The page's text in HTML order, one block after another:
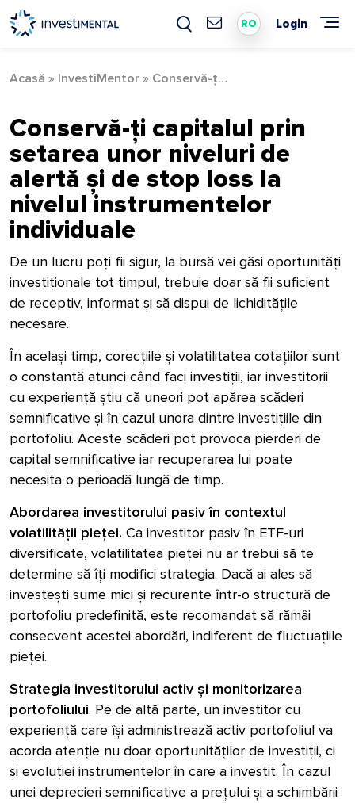
Skip
to
content
RO Login
Acasă » InvestiMentor » Conservă-ți capitalul prin setarea unor niveluri de alertă și stop loss
Conservă-ți capitalul prin
setarea unor niveluri de
alertă și de stop loss la
nivelul instrumentelor
individuale
De un lucru poți fii sigur, la bursă vei găsi oportunități
investiționale tot timpul, trebuie doar să fii suficient
de receptiv, informat și să dispui de lichiditățile
necesare.
În același timp, corecțiile și volatilitatea cotațiilor sunt
o constantă atunci când faci investiții, iar investitorii
cu experiență știu că uneori pot apărea scăderi
semnificative și în cazul unora dintre investițiile din
portofoliu. Aceste scăderi pot provoca pierderi de
capital semnificative iar recuperarea lui poate
necesita o perioadă lungă de timp.
Abordarea investitorului pasiv în contextul
volatilității pieței. Ca investitor pasiv în ETF-uri
diversificate, volatilitatea pieței nu ar trebui să te
determine să îți modifici strategia. Dacă ai ales să
investești sume mici și recurente într-o structură de
portofoliu predefinită, este recomandat să rămâi
consecvent acestei abordări, indiferent de fluctuațiile
pieței.
Strategia investitorului activ și monitorizarea
portofoliului. Pe de altă parte, un investitor cu
experiență care își administrează activ portofoliul va
acorda atenție nu doar oportunităților de investiții, ci
și evoluției instrumentelor în care a investit. În cazul
unei deprecieri semnificative a prețului și a schimbării